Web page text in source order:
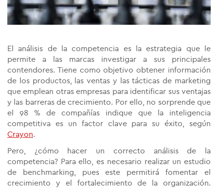
El análisis de la competencia es la estrategia que le
permite a las marcas investigar a sus principales
contendores. Tiene como objetivo obtener información
de los productos, las ventas y las tácticas de marketing
que emplean otras empresas para identificar sus ventajas
y las barreras de crecimiento. Por ello, no sorprende que
el 98 % de compañías indique que la inteligencia
competitiva es un factor clave para su éxito, según
Crayon.
Pero, ¿cómo hacer un correcto análisis de la
competencia? Para ello, es necesario realizar un estudio
de benchmarking, pues este permitirá fomentar el
crecimiento y el fortalecimiento de la organización.